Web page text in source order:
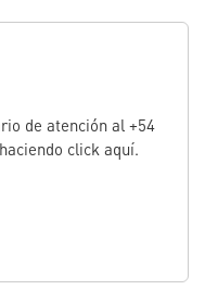
de atención al +54
click aquí.